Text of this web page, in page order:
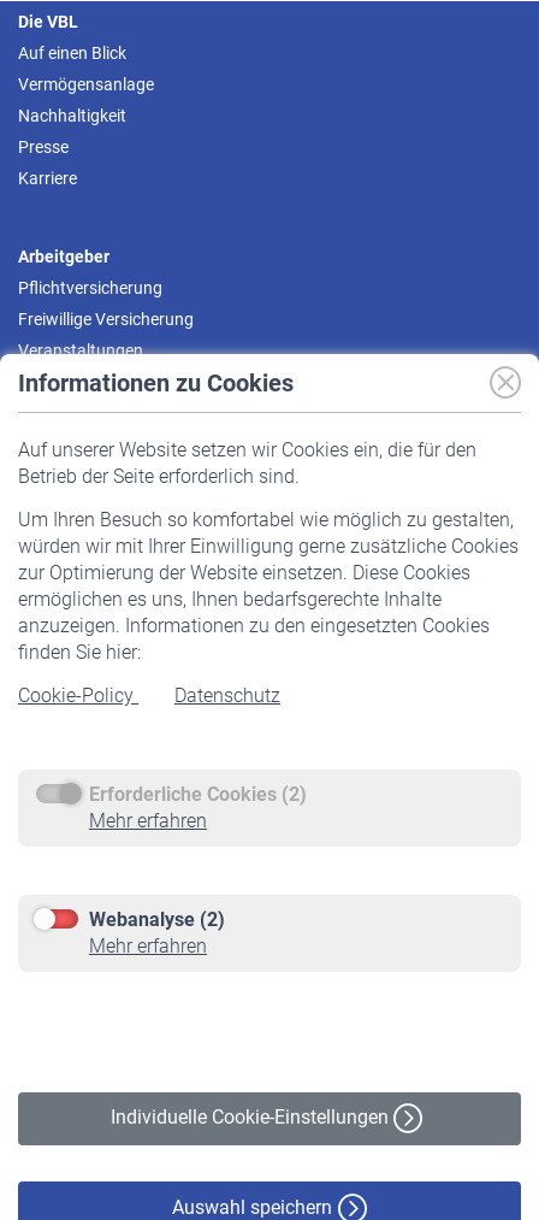
Informationen zu Cookies
Auf unserer Website setzen wir Cookies ein, die für den
Betrieb der Seite erforderlich sind.
Um Ihren Besuch so komfortabel wie möglich zu gestalten,
würden wir mit Ihrer Einwilligung gerne zusätzliche Cookies
zur Optimierung der Website einsetzen. Diese Cookies
ermöglichen es uns, Ihnen bedarfsgerechte Inhalte
anzuzeigen. Informationen zu den eingesetzten Cookies
finden Sie hier:
Cookie-Policy
Datenschutz
Erforderliche Cookies (2)
Mehr erfahren
Webanalyse (2)
Mehr erfahren
Individuelle Cookie-Einstellungen
Auswahl speichern
Die VBL
Auf einen Blick
Vermögensanlage
Nachhaltigkeit
Presse
Karriere
Arbeitgeber
Pflichtversicherung
Freiwillige Versicherung
Veranstaltungen
Pflichtversicherung
Staatliche Förderung
Veranstaltungen
Rentner
Rentenbeginn
Rente beantragen
Service
Informationen
Online-Rechner
VBLnewsletter
Erklärung zur Barrierefreiheit